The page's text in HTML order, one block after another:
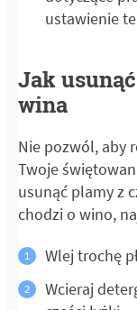
ustawienie
Jak
wina
Nie pozwól, aby
Twoje
usunąć plamy z
chodzi o wino,
Wlej trochę
Wcieraj